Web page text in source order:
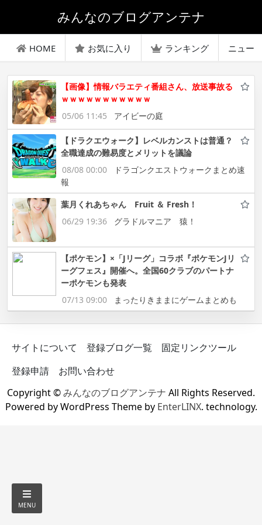
みんなのブログアンテナ
HOME お気に入り ランキング ニュー
【画像】情報バラエティ番組さん、放送事故る
ｗｗｗｗｗｗｗｗｗｗｗ
05/06 11:45
アイビーの庭
【ドラクエウォーク】レベルカンストは普通？
全職達成の難易度とメリットを議論
08/08 00:00
ドラゴンクエストウォークまとめ速
報
葉月くれあちゃん Fruit ＆ Fresh！
06/29 19:36
グラドルマニア 猿！
【ポケモン】×「Jリーグ」コラボ『ポケモンJリ
ーグフェス』開催へ。全国60クラブのパートナ
ーポケモンも発表
07/13 09:00
まったりきままにゲームまとめも
サイトについて 登録ブログ一覧
固定リンクツール
登録申請
お問い合わせ
Copyright ©みんなのブログアンテナ All Rights Reserved.
Powered by WordPress Theme by EnterLINX. technology.
MENU